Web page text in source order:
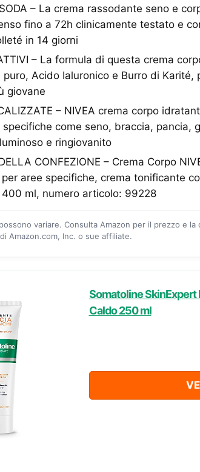
– La crema rassodante seno e
fino a 72h clinicamente testato e
in 14 giorni
– La formula di questa crema
puro, Acido Ialuronico e Burro di Karité,
giovane
– NIVEA crema corpo
come seno, braccia, pancia,
e ringiovanito
CONFEZIONE – Crema Corpo
aree specifiche, crema tonificante
ml, numero articolo: 99228
variare. Consulta Amazon per il prezzo e
Amazon.com, Inc. o sue affiliate.
Somatoline SkinExpert
Caldo 250 ml